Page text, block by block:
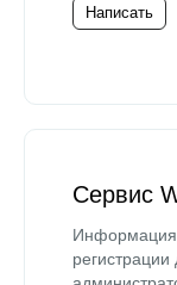
Написать
Сервис
Информация